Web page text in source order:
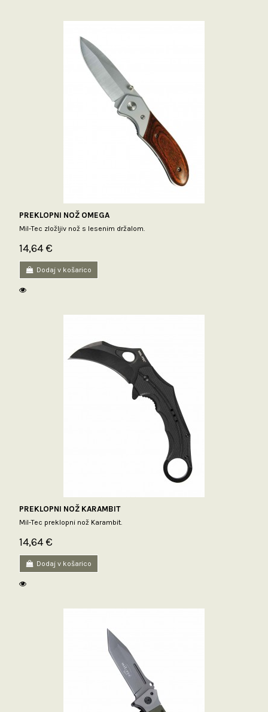
PREKLOPNI NOŽ OMEGA
Mil-Tec zložljiv nož s lesenim držalom.
14,64 €
Dodaj v košarico
PREKLOPNI NOŽ KARAMBIT
Mil-Tec preklopni nož Karambit.
14,64 €
Dodaj v košarico